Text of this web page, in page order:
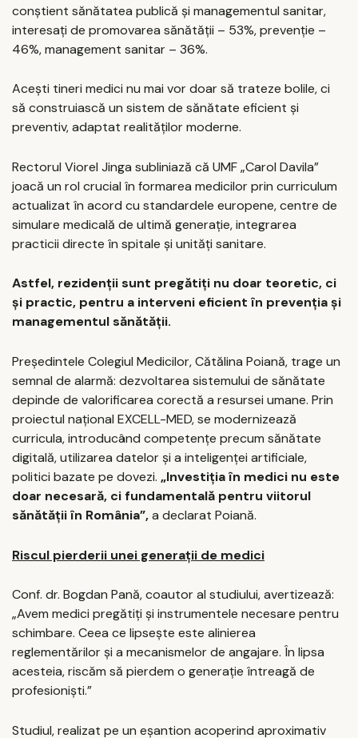
conștient sănătatea publică și managementul sanitar,
interesați de promovarea sănătății – 53%, prevenție –
46%, management sanitar – 36%.
Acești tineri medici nu mai vor doar să trateze bolile, ci
să construiască un sistem de sănătate eficient și
preventiv, adaptat realităților moderne.
Rectorul Viorel Jinga subliniază că UMF „Carol Davila”
joacă un rol crucial în formarea medicilor prin curriculum
actualizat în acord cu standardele europene, centre de
simulare medicală de ultimă generație, integrarea
practicii directe în spitale și unități sanitare.
Astfel, rezidenții sunt pregătiți nu doar teoretic, ci
și practic, pentru a interveni eficient în prevenția și
managementul sănătății.
Președintele Colegiul Medicilor, Cătălina Poiană, trage un
semnal de alarmă: dezvoltarea sistemului de sănătate
depinde de valorificarea corectă a resursei umane. Prin
proiectul național EXCELL-MED, se modernizează
curricula, introducând competențe precum sănătate
digitală, utilizarea datelor și a inteligenței artificiale,
politici bazate pe dovezi. „Investiția în medici nu este
doar necesară, ci fundamentală pentru viitorul
sănătății în România”,a declarat Poiană.
Riscul pierderii unei generații de medici
Conf. dr. Bogdan Pană, coautor al studiului, avertizează:
„Avem medici pregătiți și instrumentele necesare pentru
schimbare. Ceea ce lipsește este alinierea
reglementărilor și a mecanismelor de angajare. În lipsa
acesteia, riscăm să pierdem o generație întreagă de
profesioniști.”
Studiul, realizat pe un eșantion acoperind aproximativ